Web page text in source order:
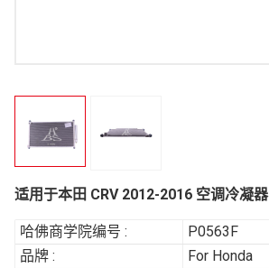
适用于本田 CRV 2012-2016 空调冷凝器
哈佛商学院编号 :
P0563F
品牌 :
For Honda